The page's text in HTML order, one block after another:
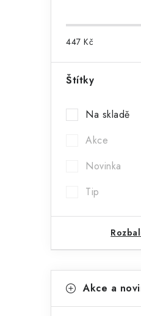
í
447 Kč
Štítky
Na skladě
Akce
Novinka
Tip
kategorie
a
Akce a